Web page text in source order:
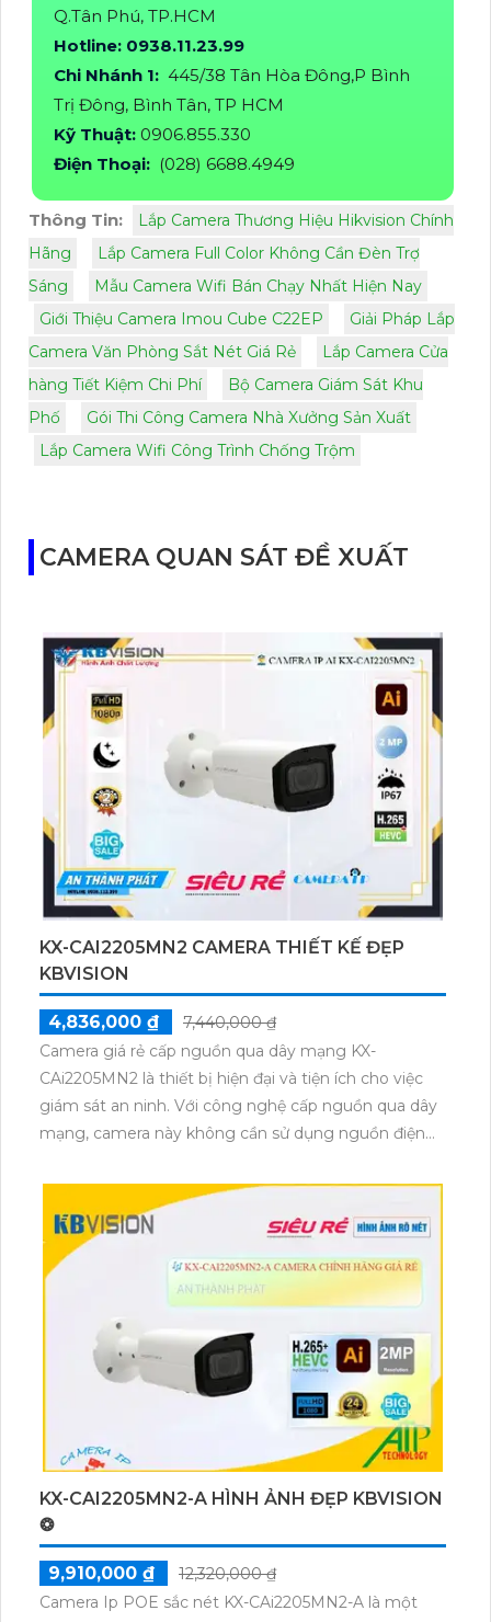
Q.Tân Phú, TP.HCM
Hotline: 0938.11.23.99
Chi Nhánh 1: 445/38 Tân Hòa Đông,P Bình
Trị Đông, Bình Tân, TP HCM
Kỹ Thuật: 0906.855.330
Điện Thoại: (028) 6688.4949
Thông Tin:
Lắp Camera Thương Hiệu Hikvision Chính
Hãng
Lắp Camera Full Color Không Cần Đèn Trợ
Sáng
Mẫu Camera Wifi Bán Chạy Nhất Hiện Nay
Giới Thiệu Camera Imou Cube C22EP
Giải Pháp Lắp
Camera Văn Phòng Sắt Nét Giá Rẻ
Lắp Camera Cửa
hàng Tiết Kiệm Chi Phí
Bộ Camera Giám Sát Khu
Phố
Gói Thi Công Camera Nhà Xưởng Sản Xuất
Lắp Camera Wifi Công Trình Chống Trộm
CAMERA QUAN SÁT ĐỀ XUẤT
KX-CAI2205MN2 CAMERA THIẾT KẾ ĐẸP
KBVISION
4,836,000 ₫
7,440,000 ₫
Camera giá rẻ cấp nguồn qua dây mạng KX-
CAi2205MN2 là thiết bị hiện đại và tiện ích cho việc
giám sát an ninh. Với công nghệ cấp nguồn qua dây
mạng, camera này không cần sử dụng nguồn điện
Camera KX-CAi2205MN2 có độ phân giải cao, hình
ảnh sắc nét, cho phép người dùng xem và ghi lại các
hình ảnh chất lượng. Ngoài ra, thiết bị này còn hỗ trợ
kết nối mạng wifi, giúp người dùng dễ dàng kiểm
soát từ xa thông qua ứng dụng di động.
KX-CAI2205MN2-A HÌNH ẢNH ĐẸP KBVISION
❂
9,910,000 ₫
12,320,000 ₫
Camera Ip POE sắc nét KX-CAi2205MN2-A là một